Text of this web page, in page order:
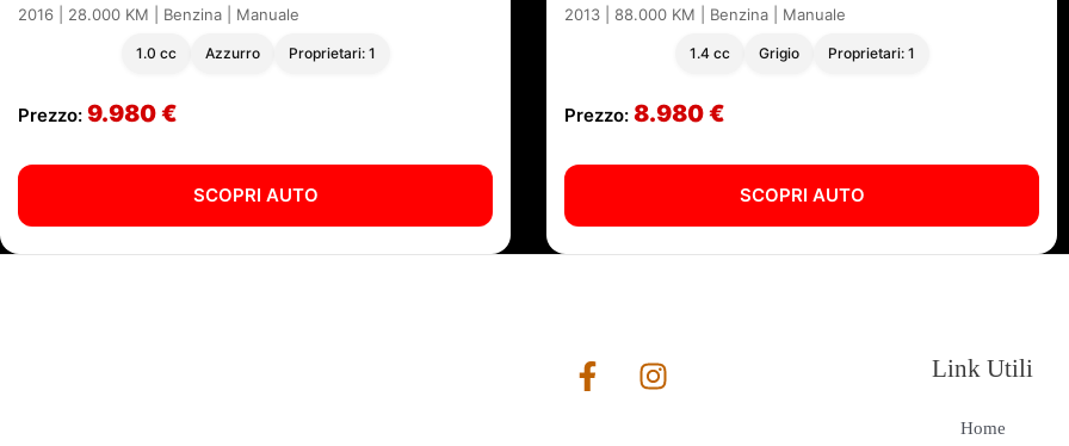
2016 | 28.000 KM | Benzina | Manuale
1.0 cc Azzurro Proprietari: 1
Prezzo: 9.980 €
SCOPRI AUTO
2013 | 88.000 KM | Benzina | Manuale
1.4 cc Grigio Proprietari: 1
Prezzo: 8.980 €
SCOPRI AUTO
Link Utili
Home